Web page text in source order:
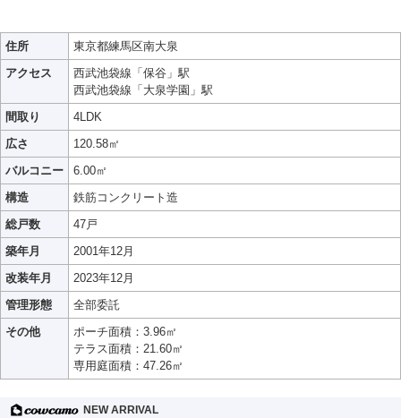
住所
東京都練馬区南大泉
アクセス
西武池袋線「保谷」駅
西武池袋線「大泉学園」駅
間取り
4LDK
広さ
120.58㎡
バルコニー
6.00㎡
構造
鉄筋コンクリート造
総戸数
47戸
築年月
2001年12月
改装年月
2023年12月
管理形態
全部委託
その他
ポーチ面積：3.96㎡
テラス面積：21.60㎡
専用庭面積：47.26㎡
NEW ARRIVAL